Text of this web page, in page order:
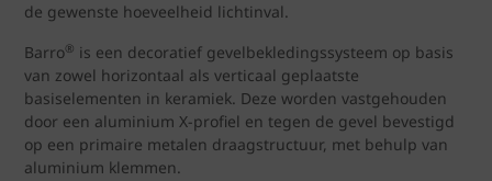
de gewenste hoeveelheid lichtinval.
Barro® is een decoratief gevelbekledingssysteem op basis
van zowel horizontaal als verticaal geplaatste
basiselementen in keramiek. Deze worden vastgehouden
door een aluminium X-profiel en tegen de gevel bevestigd
op een primaire metalen draagstructuur, met behulp van
aluminium klemmen.